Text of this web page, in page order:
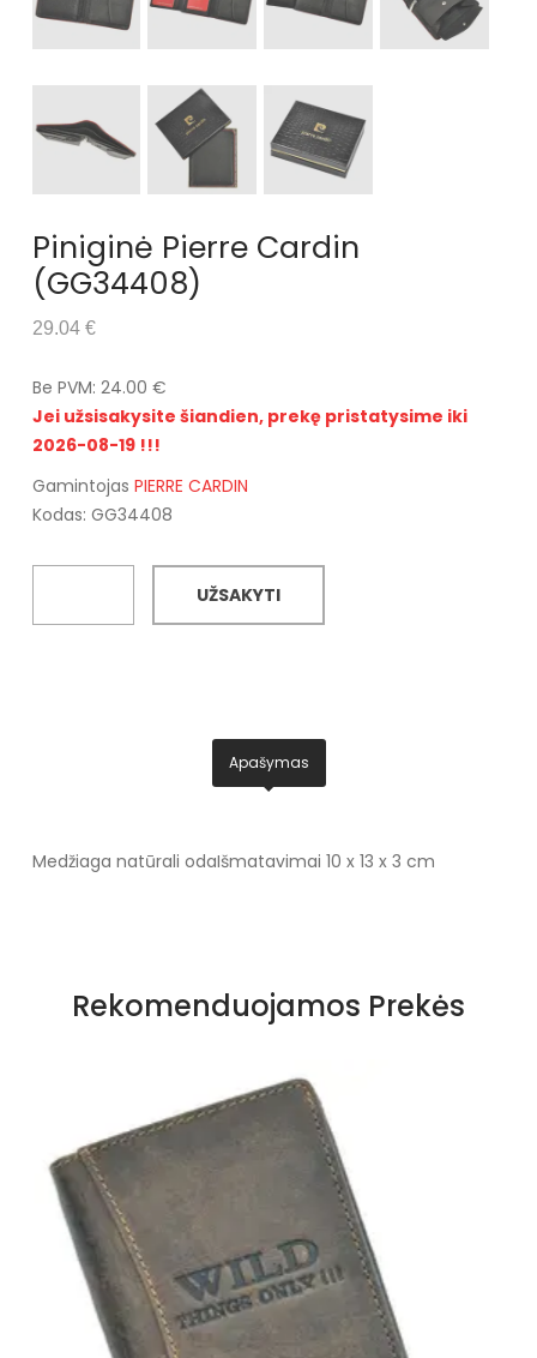
Piniginė Pierre Cardin
(GG34408)
29.04 €
Be PVM: 24.00 €
Jei užsisakysite šiandien, prekę pristatysime iki
2026-08-19 !!!
Gamintojas PIERRE CARDIN
Kodas: GG34408
UŽSAKYTI
Apašymas
Medžiaga natūrali odaIšmatavimai 10 x 13 x 3 cm
Rekomenduojamos Prekės